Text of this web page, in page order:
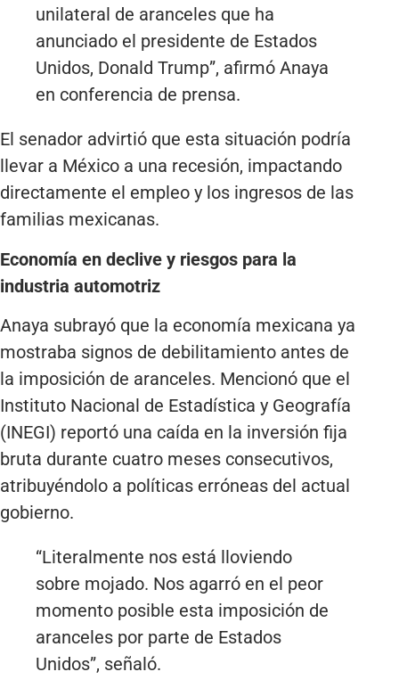
unilateral de aranceles que ha
anunciado el presidente de Estados
Unidos, Donald Trump”, afirmó Anaya
en conferencia de prensa.
El senador advirtió que esta situación podría
llevar a México a una recesión, impactando
directamente el empleo y los ingresos de las
familias mexicanas.
Economía en declive y riesgos para la
industria automotriz
Anaya subrayó que la economía mexicana ya
mostraba signos de debilitamiento antes de
la imposición de aranceles. Mencionó que el
Instituto Nacional de Estadística y Geografía
(INEGI) reportó una caída en la inversión fija
bruta durante cuatro meses consecutivos,
atribuyéndolo a políticas erróneas del actual
gobierno.
“Literalmente nos está lloviendo
sobre mojado. Nos agarró en el peor
momento posible esta imposición de
aranceles por parte de Estados
Unidos”, señaló.